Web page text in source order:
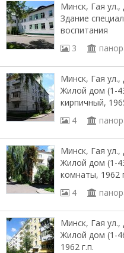
Минск, Гая ул.,
Здание
воспитания
3
Минск, Гая ул.,
Жилой дом (1-
кирпичный,
4
Минск, Гая ул.,
Жилой дом (1-
комнаты, 1962
4
Минск, Гая ул.,
Жилой дом (1-
1962 г.п.